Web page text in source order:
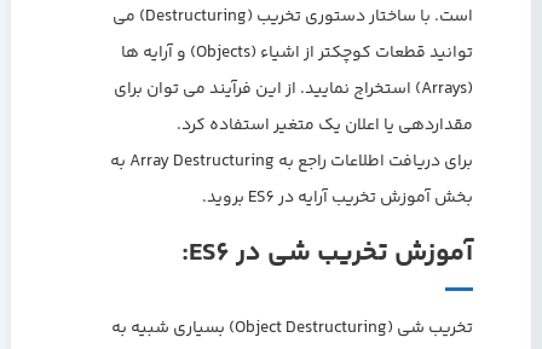
است. با ساختار دستوری تخریب (Destructuring) می
توانید قطعات کوچکتر از اشیاء (Objects) و آرایه ها
(Arrays) استخراج نمایید. از این فرآیند می توان برای
مقداردهی یا اعلان یک متغیر استفاده کرد.
برای دریافت اطلاعات راجع به Array Destructuring به
بخش آموزش تخریب آرایه در ES6 بروید.
آموزش تخریب شی در ES6:
تخریب شی (Object Destructuring) بسیاری شبیه به